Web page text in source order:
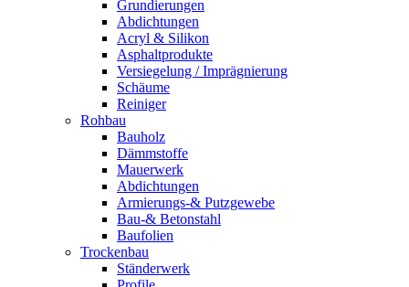
Grundierungen
Abdichtungen
Acryl & Silikon
Asphaltprodukte
Versiegelung / Imprägnierung
Schäume
Reiniger
Rohbau
Bauholz
Dämmstoffe
Mauerwerk
Abdichtungen
Armierungs-& Putzgewebe
Bau-& Betonstahl
Baufolien
Trockenbau
Ständerwerk